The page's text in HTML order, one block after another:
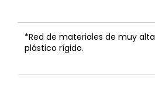
*Red de materiales de muy
plástico rígido.